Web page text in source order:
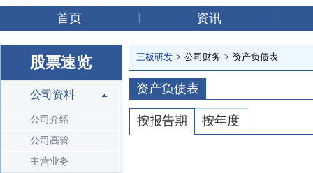
首页 资讯
股票速览
公司资料
公司介绍
公司高管
主营业务
三板研发 > 公司财务 > 资产负债表
资产负债表
按报告期 按年度